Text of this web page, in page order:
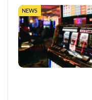
NEWS